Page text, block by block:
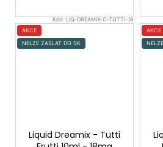
Kód:LIQ-DREAMIX-C-TUTTI-18
AKCE
NELZE ZASLAT DO SK
Liquid Dreamix - Tutti
AKCE